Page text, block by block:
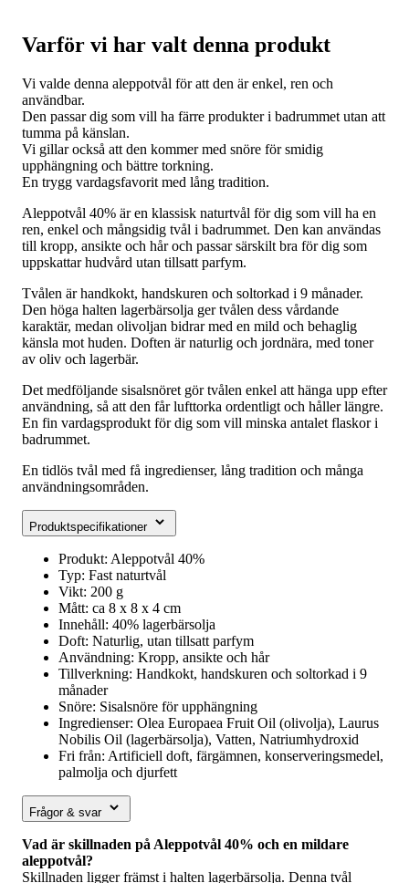
Varför vi har valt denna produkt
Vi valde denna aleppotvål för att den är enkel, ren och
användbar.
Den passar dig som vill ha färre produkter i badrummet utan att
tumma på känslan.
Vi gillar också att den kommer med snöre för smidig
upphängning och bättre torkning.
En trygg vardagsfavorit med lång tradition.
Aleppotvål 40% är en klassisk naturtvål för dig som vill ha en
ren, enkel och mångsidig tvål i badrummet. Den kan användas
till kropp, ansikte och hår och passar särskilt bra för dig som
uppskattar hudvård utan tillsatt parfym.
Tvålen är handkokt, handskuren och soltorkad i 9 månader.
Den höga halten lagerbärsolja ger tvålen dess vårdande
karaktär, medan olivoljan bidrar med en mild och behaglig
känsla mot huden. Doften är naturlig och jordnära, med toner
av oliv och lagerbär.
Det medföljande sisalsnöret gör tvålen enkel att hänga upp efter
användning, så att den får lufttorka ordentligt och håller längre.
En fin vardagsprodukt för dig som vill minska antalet flaskor i
badrummet.
En tidlös tvål med få ingredienser, lång tradition och många
användningsområden.
Produktspecifikationer
Produkt: Aleppotvål 40%
Typ: Fast naturtvål
Vikt: 200 g
Mått: ca 8 x 8 x 4 cm
Innehåll: 40% lagerbärsolja
Doft: Naturlig, utan tillsatt parfym
Användning: Kropp, ansikte och hår
Tillverkning: Handkokt, handskuren och soltorkad i 9
månader
Snöre: Sisalsnöre för upphängning
Ingredienser: Olea Europaea Fruit Oil (olivolja), Laurus
Nobilis Oil (lagerbärsolja), Vatten, Natriumhydroxid
Fri från: Artificiell doft, färgämnen, konserveringsmedel,
palmolja och djurfett
Frågor & svar
Vad är skillnaden på Aleppotvål 40% och en mildare
aleppotvål?
Skillnaden ligger främst i halten lagerbärsolja. Denna tvål